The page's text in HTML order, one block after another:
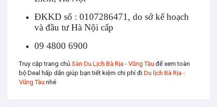
Cách dùng Tinh dầu Bạc Hà :
- Nhỏ vài giọt tinh dầu cùng đèn xông.
xoang (cẩn thận tránh tiếp xúc với mắt) giúp
giảm đau xoang và nhức đầu.
ĐKKD số : 0107286471, do sở kế hoạch
và đầu tư Hà Nội cấp
09 4800 6900
Truy cập trang chủ Sàn Du Lịch Bà Rịa - Vũng Tàu để xem toàn
bộ Deal hấp dẫn giúp bạn tiết kiệm chi phí đi Du lịch Bà Rịa -
Vũng Tàu nhé